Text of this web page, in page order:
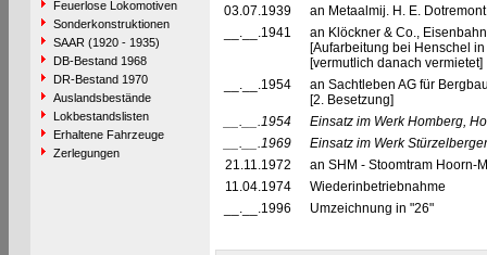
Feuerlose Lokomotiven
Sonderkonstruktionen
SAAR (1920 - 1935)
DB-Bestand 1968
DR-Bestand 1970
Auslandsbestände
Lokbestandslisten
Erhaltene Fahrzeuge
Zerlegungen
03.07.1939
an Metaalmij. H. E.
__.__.1941
an Klöckner & Co.,
[Aufarbeitung bei Henschel
[vermutlich danach vermietet]
__.__.1954
an Sachtleben AG für
[2. Besetzung]
__.__.1954
Einsatz im Werk Homberg,
__.__.1969
Einsatz im Werk
21.11.1972
an SHM - Stoomtram Hoorn-
11.04.1974
Wiederinbetriebnahme
__.__.1996
Umzeichnung in "26"